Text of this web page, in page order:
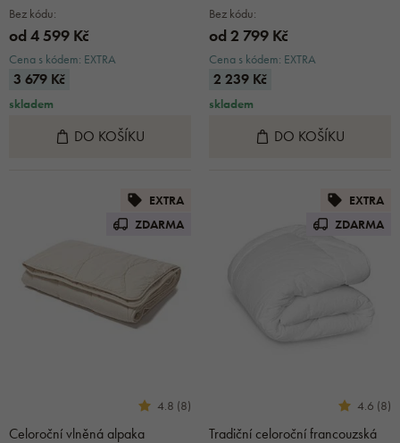
Bez kódu:
od 4 599 Kč
Cena s kódem: EXTRA
3 679 Kč
skladem
DO KOŠÍKU
Bez kódu:
od 2 799 Kč
Cena s kódem: EXTRA
2 239 Kč
skladem
DO KOŠÍKU
EXTRA
ZDARMA
4.8 (8)
Celoroční vlněná alpaka
EXTRA
ZDARMA
4.6 (8)
Tradiční celoroční francouzská